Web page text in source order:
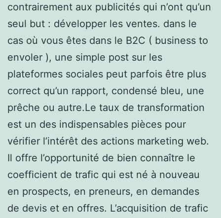
contrairement aux publicités qui n’ont qu’un
seul but : développer les ventes. dans le
cas où vous êtes dans le B2C ( business to
envoler ), une simple post sur les
plateformes sociales peut parfois être plus
correct qu’un rapport, condensé bleu, une
prêche ou autre.Le taux de transformation
est un des indispensables pièces pour
vérifier l’intérêt des actions marketing web.
Il offre l’opportunité de bien connaître le
coefficient de trafic qui est né à nouveau
en prospects, en preneurs, en demandes
de devis et en offres. L’acquisition de trafic